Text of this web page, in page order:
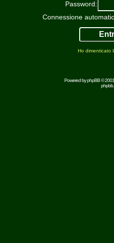
Password:
Connessione
Ho dimenticato
Powered byphpBB©